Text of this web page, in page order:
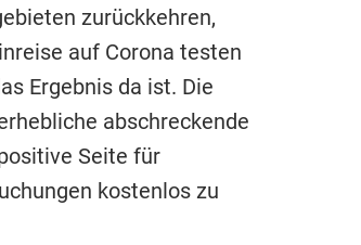
zurückkehren,
auf Corona testen
Ergebnis da ist. Die
abschreckende
Seite für
kostenlos zu